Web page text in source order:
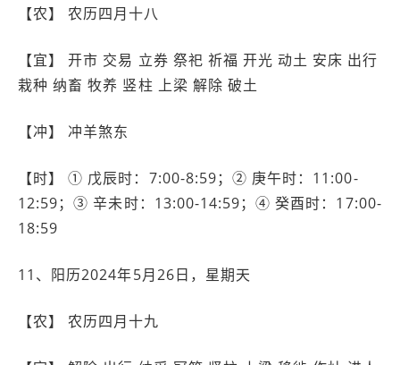
【农】 农历四月十八
【宜】 开市 交易 立券 祭祀 祈福 开光 动土 安床 出行
栽种 纳畜 牧养 竖柱 上梁 解除 破土
【冲】 冲羊煞东
【时】 ① 戊辰时：7:00-8:59；② 庚午时：11:00-
12:59；③ 辛未时：13:00-14:59；④ 癸酉时：17:00-
18:59
11、阳历2024年5月26日，星期天
【农】 农历四月十九